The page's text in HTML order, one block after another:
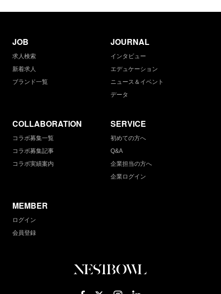
JOB
求人検索
新着求人
ブランド一覧
JOURNAL
インタビュー
エデュケーション
ニュース＆イベント
データ
COLLABORATION
コラボ募集一覧
コラボ募集記事
コラボ実績案内
SERVICE
初めての方へ
Q&A
企業担当の方へ
企業ログイン
MEMBER
ログイン
会員登録